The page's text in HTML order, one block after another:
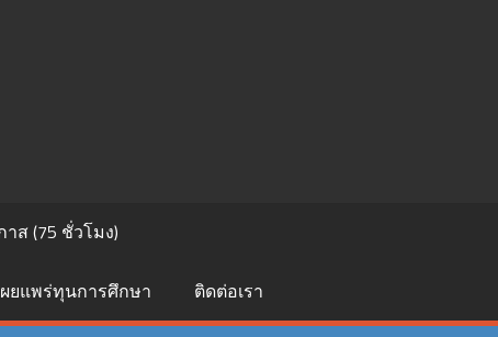
ส (75 ชั่วโมง)
ยแพร่ทุนการศึกษา ติดต่อเรา